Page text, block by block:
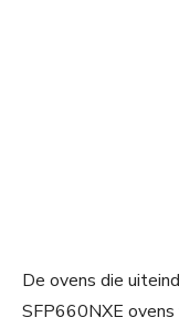
De ovens die
SFP660NXE